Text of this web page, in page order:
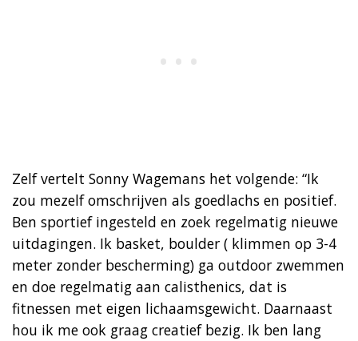
Zelf vertelt Sonny Wagemans het volgende: “Ik
zou mezelf omschrijven als goedlachs en positief.
Ben sportief ingesteld en zoek regelmatig nieuwe
uitdagingen. Ik basket, boulder ( klimmen op 3-4
meter zonder bescherming) ga outdoor zwemmen
en doe regelmatig aan calisthenics, dat is
fitnessen met eigen lichaamsgewicht. Daarnaast
hou ik me ook graag creatief bezig. Ik ben lang